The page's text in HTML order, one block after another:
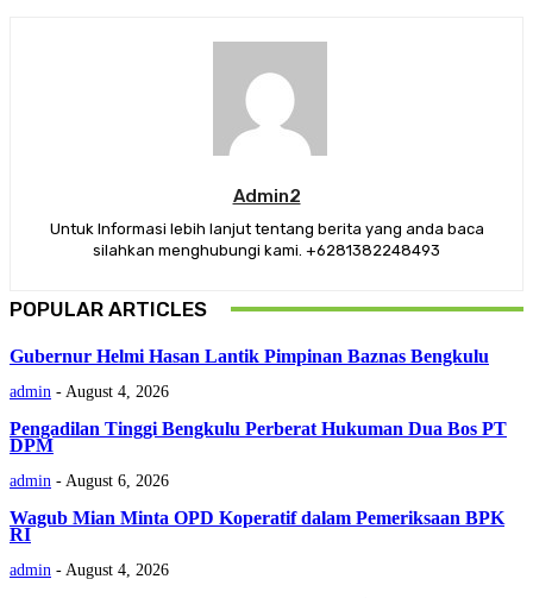
Admin2
Untuk Informasi lebih lanjut tentang berita yang anda baca
silahkan menghubungi kami. +6281382248493
POPULAR ARTICLES
Gubernur Helmi Hasan Lantik Pimpinan Baznas Bengkulu
admin - August 4, 2026
Pengadilan Tinggi Bengkulu Perberat Hukuman Dua Bos PT
DPM
admin - August 6, 2026
Wagub Mian Minta OPD Koperatif dalam Pemeriksaan BPK
RI
admin - August 4, 2026